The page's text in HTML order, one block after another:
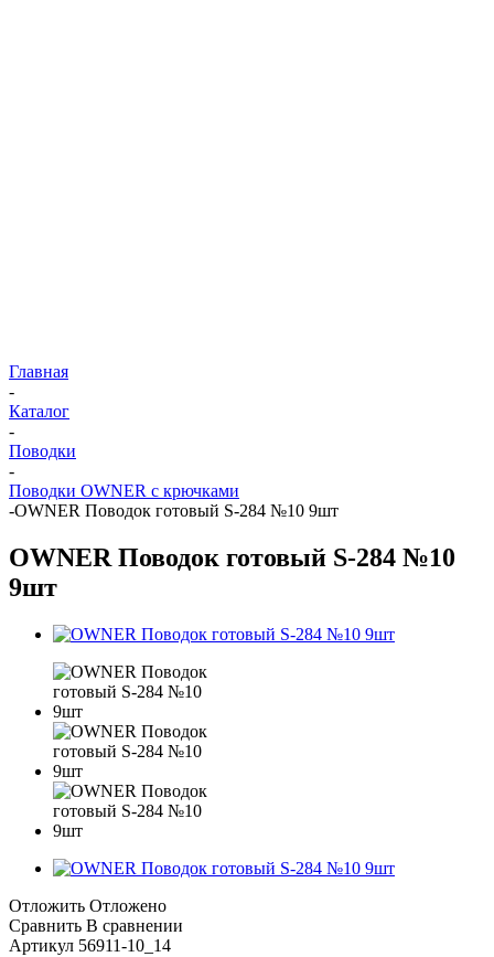
Главная
-
Каталог
-
Поводки
-
Поводки OWNER с крючками
-OWNER Поводок готовый S-284 №10 9шт
OWNER Поводок готовый S-284 №10
9шт
Отложить Отложено
Сравнить В сравнении
Артикул 56911-10_14